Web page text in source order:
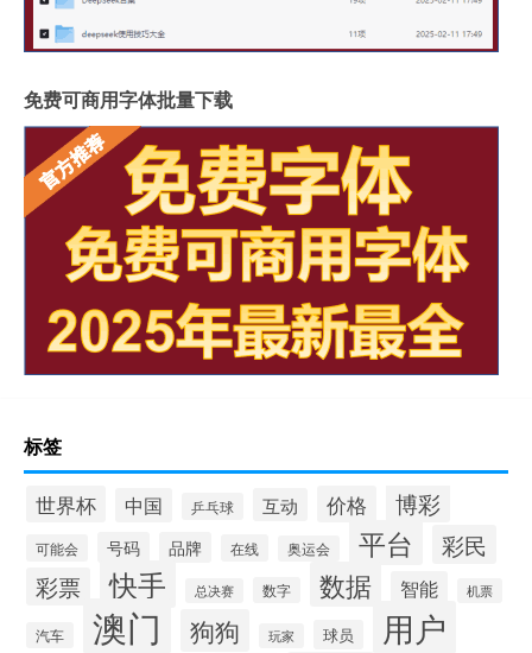
免费可商用字体批量下载
标签
世界杯 中国 乒乓球 互动 价格 博彩
可能会 号码 品牌 在线 奥运会 平台 彩民
彩票 快手 总决赛 数字 数据 智能 机票
汽车 澳门 狗狗 玩家 球员 用户